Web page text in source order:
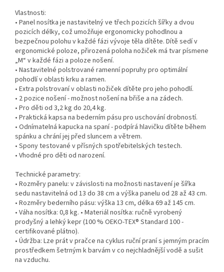
Vlastnosti:
• Panel nosítka je nastavitelný ve třech pozicích šířky a dvou
pozicích délky, což umožňuje ergonomicky pohodlnou a
bezpečnou polohu v každé fázi vývoje těla dítěte. Dítě sedí v
ergonomické poloze, přirozená poloha nožiček má tvar písmene
„M“ v každé fázi a poloze nošení.
• Nastavitelné polstrované ramenní popruhy pro optimální
pohodlí v oblasti krku a ramen.
• Extra polstrovaní v oblasti nožiček dítěte pro jeho pohodlí.
• 2 pozice nošení - možnost nošení na břiše a na zádech.
• Pro děti od 3,2 kg do 20,4 kg.
• Praktická kapsa na bederním pásu pro uschování drobností.
• Odnímatelná kapucka na spaní - podpírá hlavičku dítěte během
spánku a chrání jej před sluncem a větrem.
• Spony testované v přísných spotřebitelských testech.
• Vhodné pro děti od narození.
Technické parametry:
• Rozměry panelu: v závislosti na možnosti nastavení je šířka
sedu nastavitelná od 13 do 38 cm a výška panelu od 28 až 43 cm.
• Rozměry bederního pásu: výška 13 cm, délka 69 až 145 cm.
• Váha nosítka: 0,8 kg. • Materiál nosítka: ručně vyrobený
prodyšný a lehký kepr (100 % OEKO-TEX® Standard 100 -
certifikované plátno).
• Údržba: Lze prát v pračce na cyklus ruční praní s jemným pracím
prostředkem šetrným k barvám v co nejchladnější vodě a sušit
na vzduchu.